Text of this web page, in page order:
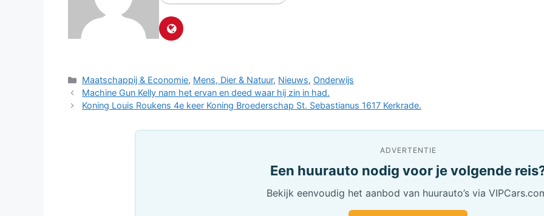
Categorieën
Maatschappij & Economie, Mens, Dier & Natuur, Nieuws, Onderwijs
Machine Gun Kelly nam het ervan en deed waar hij zin in had.
Koning Louis Roukens 4e keer Koning Broederschap St. Sebastianus 1617 Kerkrade.
ADVERTENTIE
Een huurauto nodig voor je volgende
Bekijk eenvoudig het aanbod van huurauto’s via